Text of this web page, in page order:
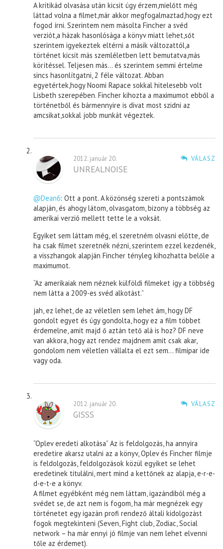
A kritikád olvasása után kicsit úgy érzem,mielőtt még
láttad volna a filmet,már akkor megfogalmaztad,hogy ezt
fogod írni. Szerintem nem másolta Fincher a svéd
verziót,a házak hasonlósága a könyv miatt lehet,sőt
szerintem igyekeztek eltérni a másik változattól,a
történet kicsit más szemléletben lett bemutatva,más
körítéssel. Teljesen más… és szerintem semmi értelme
sincs hasonlítgatni, 2 féle változat. Abban
egyetértek,hogy Noomi Rapace sokkal hitelesebb volt
Lisbeth szerepében. Fincher kihozta a maximumot ebből a
történetből és bármennyire is divat most szidni az
amcsikat,sokkal jobb munkát végeztek.
VÁLASZ
2012. január 20.
UNREALNOISE
@Dean6: Ott a pont. A közönség szereti a pontszámok
alapján, és ahogy látom, olvasgatom, bizony a többség az
amerikai verzió mellett tette le a voksát.
Egyiket sem láttam még, el szeretném olvasni előtte, de
ha csak filmet szeretnék nézni, szerintem ezzel kezdenék,
a visszhangok alapján Fincher tényleg kihozhatta belőle a
maximumot.
“Az amerikaiak nem néznek külföldi filmeket így a többség
nem látta a 2009-es svéd alkotást.”
jah, ez lehet, de az véletlen sem lehet ám, hogy DF
gondolt egyet és úgy gondolta, hogy ez a film többet
érdemelne, amit majd ő aztán tető alá is hoz? DF neve
van akkora, hogy azt rendez majdnem amit csak akar,
gondolom nem véletlen vállalta el ezt sem… filmipar ide
vagy oda.
VÁLASZ
2012. január 20.
GISSS
“Oplev eredeti alkotása” Az is feldolgozás, ha annyira
eredetire akarsz utalni az a könyv, Oplev és Fincher filmje
is feldolgozás, feldolgozások közül egyiket se lehet
eredetinek titulálni, mert mind a kettőnek az alapja, e-r-e-
d-e-t-e a könyv.
A filmet egyébként még nem láttam, igazándiból még a
svédet se, de azt nem is fogom, ha már megnézek egy
történetet egy igazán profi rendező általi kidolgozást
fogok megtekinteni (Seven, Fight club, Zodiac, Social
network – ha már ennyi jó filmje van nem lehet elvenni
tőle az érdemet).